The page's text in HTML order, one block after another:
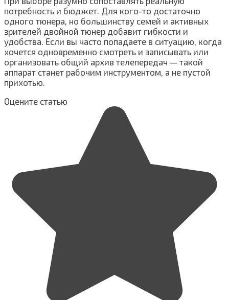
потребность и бюджет. Для кого-то достаточно
одного тюнера, но большинству семей и активных
зрителей двойной тюнер добавит гибкости и
удобства. Если вы часто попадаете в ситуацию, когда
хочется одновременно смотреть и записывать или
организовать общий архив телепередач — такой
аппарат станет рабочим инструментом, а не пустой
прихотью.
Оцените статью